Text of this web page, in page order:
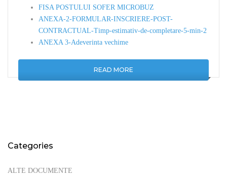
FISA POSTULUI SOFER MICROBUZ
ANEXA-2-FORMULAR-INSCRIERE-POST-
CONTRACTUAL-Timp-estimativ-de-completare-5-min-2
ANEXA 3-Adeverinta vechime
READ MORE
Categories
ALTE DOCUMENTE